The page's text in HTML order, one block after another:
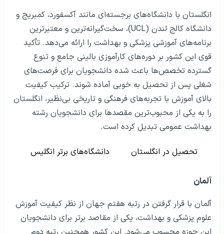
انگلستان با دانشگاه‌های برجسته‌ای مانند آکسفورد، کمبریج و
دانشگاه کالج لندن (UCL)، سخت‌گیرانه‌ترین و معتبرترین
برنامه‌های آموزشی پزشکی و بهداشت را ارائه می‌دهد. تأکید
قوی این کشور بر دوره‌های کارآموزی بالینی جامع و تنوع
گسترده تخصص‌ها باعث شده دانشجویان برای فرصت‌های
شغلی پس از تحصیل به خوبی آماده شوند. ترکیب کیفیت
بالای آموزش با تجربه‌های فرهنگی و تاریخی بی‌نظیر، انگلستان
را به یکی از محبوب‌ترین مقصدها برای دانشجویان رشته
بهداشت عمومی تبدیل کرده است.
تحصیل در انگلستان دانشگاه‌های برتر انگلیس
آلمان
آلمان با قرار گرفتن در رتبه هفتم جهان از نظر کیفیت آموزش
علوم پزشکی و بهداشت، یکی از مقاصد برتر برای دانشجویان